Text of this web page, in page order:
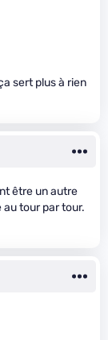
sert plus à rien
être un autre
tour par tour.